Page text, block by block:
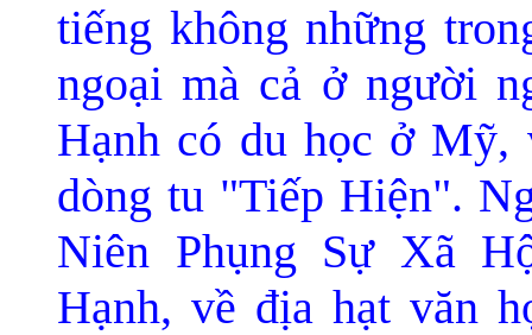
tiếng không những
ngoại mà cả ở người
Hạnh có du học ở Mỹ,
dòng tu "Tiếp Hiện".
Niên Phụng Sự Xã
Hạnh, về địa hạt văn